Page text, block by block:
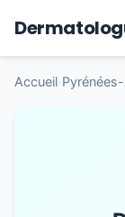
Accueil